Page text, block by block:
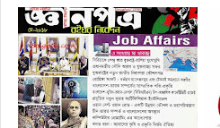
Assurance BCS preliminary Digest
PDF Free Download